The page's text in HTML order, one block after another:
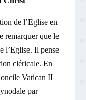
de l’Eglise en
remarquer que le
l’Eglise. Il pense
cléricale. En
Vatican II
par